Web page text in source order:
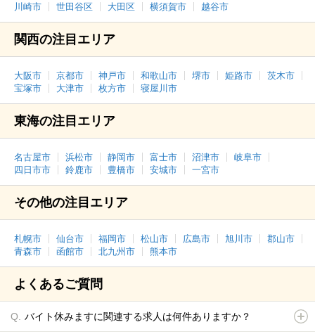
川崎市
世田谷区 大田区 横須賀市 越谷市
関西の注目エリア
大阪市 京都市 神戸市 和歌山市 堺市 姫路市
茨木市
宝塚市
大津市 枚方市 寝屋川市
東海の注目エリア
名古屋市 浜松市 静岡市 富士市 沼津市
岐阜市
四日市市
鈴鹿市 豊橋市 安城市 一宮市
その他の注目エリア
札幌市 仙台市 福岡市 松山市 広島市 旭川市
郡山市
青森市
函館市 北九州市 熊本市
よくあるご質問
バイト休みますに関連する求人は何件ありますか？